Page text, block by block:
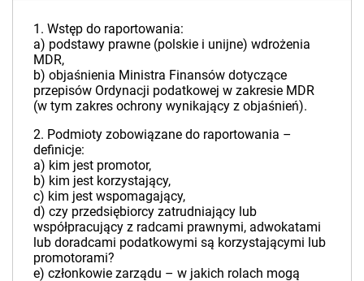
1. Wstęp do raportowania:
a) podstawy prawne (polskie i unijne) wdrożenia
MDR,
b) objaśnienia Ministra Finansów dotyczące
przepisów Ordynacji podatkowej w zakresie MDR
(w tym zakres ochrony wynikający z objaśnień).
2. Podmioty zobowiązane do raportowania –
definicje:
a) kim jest promotor,
b) kim jest korzystający,
c) kim jest wspomagający,
d) czy przedsiębiorcy zatrudniający lub
współpracujący z radcami prawnymi, adwokatami
lub doradcami podatkowymi są korzystającymi lub
promotorami?
e) członkowie zarządu – w jakich rolach mogą